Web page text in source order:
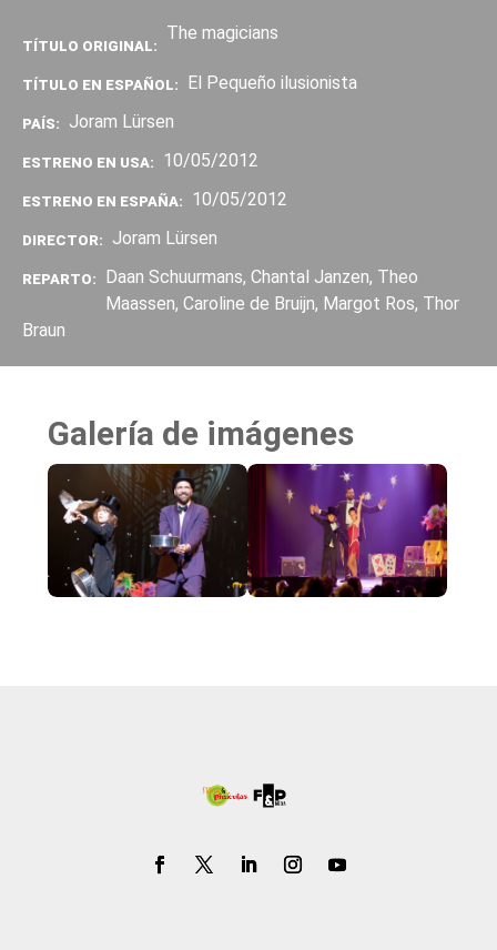
TÍTULO ORIGINAL:
The magicians
TÍTULO EN ESPAÑOL: El Pequeño ilusionista
PAÍS: Joram Lürsen
ESTRENO EN USA: 10/05/2012
ESTRENO EN ESPAÑA: 10/05/2012
DIRECTOR: Joram Lürsen
REPARTO:
Daan Schuurmans, Chantal Janzen, Theo
Maassen, Caroline de Bruijn, Margot Ros, Thor
Braun
Galería de imágenes